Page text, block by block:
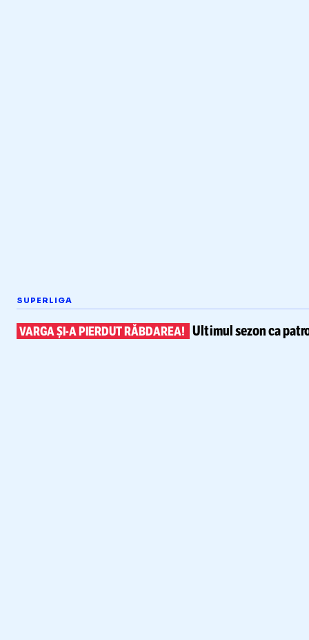
SUPERLIGA
VARGAȘI-APIERDUT RĂBDAREA! Ultimul sezon ca